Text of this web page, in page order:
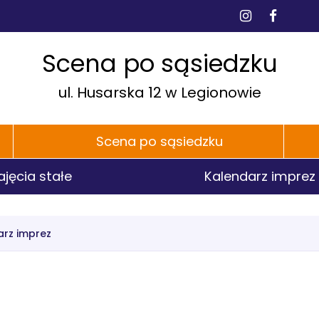
Instagram
Scena po sąsiedzku
ul. Husarska 12 w Legionowie
Scena po sąsiedzku
stałe Kalendarz imprez
imprez